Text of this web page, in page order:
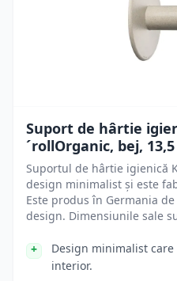
Suport de hârtie
´rollOrganic, bej,
Suportul de hârtie igienică
design minimalist și este
Este produs în Germania
design. Dimensiunile sale
Design minimalist
interior.